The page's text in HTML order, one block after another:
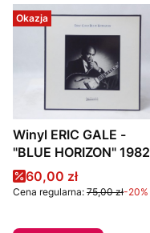
Okazja
Winyl ERIC GALE -
"BLUE HORIZON" 1982
Germany
Cena promocyjna
60,00 zł
Cena regularna: 75,00 zł-20%